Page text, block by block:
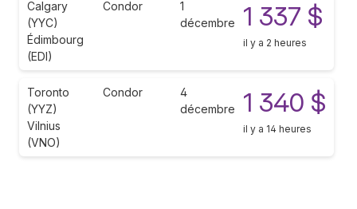
Calgary
(YYC)
Édimbourg
(EDI)
Condor
1
décembre
1 337 $
il y a 2 heures
Toronto
(YYZ)
Vilnius
(VNO)
Condor
4
décembre
1 340 $
il y a 14 heures